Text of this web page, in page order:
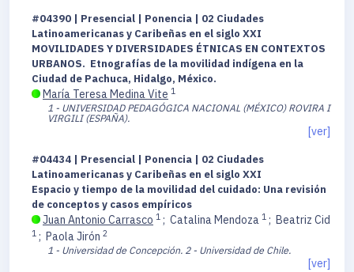
#04390 | Presencial | Ponencia | 02 Ciudades
Latinoamericanas y Caribeñas en el siglo XXI
MOVILIDADES Y DIVERSIDADES ÉTNICAS EN CONTEXTOS
URBANOS. Etnografías de la movilidad indígena en la
Ciudad de Pachuca, Hidalgo, México.
María Teresa Medina Vite 1
1 - UNIVERSIDAD PEDAGÓGICA NACIONAL (MÉXICO) ROVIRA I
VIRGILI (ESPAÑA).
[ver]
#04434 | Presencial | Ponencia | 02 Ciudades
Latinoamericanas y Caribeñas en el siglo XXI
Espacio y tiempo de la movilidad del cuidado: Una revisión
de conceptos y casos empíricos
Juan Antonio Carrasco 1 ; Catalina Mendoza 1 ; Beatriz Cid
1 ; Paola Jirón 2
1 - Universidad de Concepción. 2 - Universidad de Chile.
[ver]